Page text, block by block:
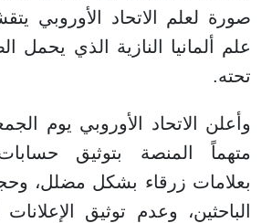
صورة لعلم الاتحاد الأوروبي
علم ألمانيا النازية الذي يحمل
تحته.
وأعلن الاتحاد الأوروبي يوم
متهماً المنصة بتوثيق
بعلامات زرقاء بشكل مضلل،
الباحثين، وعدم توثيق